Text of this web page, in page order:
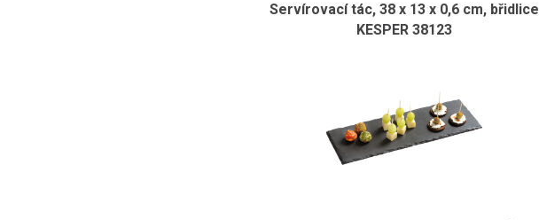
Servírovací tác, 38 x 13 x 0,6 cm, břidlice
KESPER 38123